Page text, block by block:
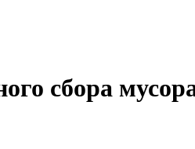
сбора